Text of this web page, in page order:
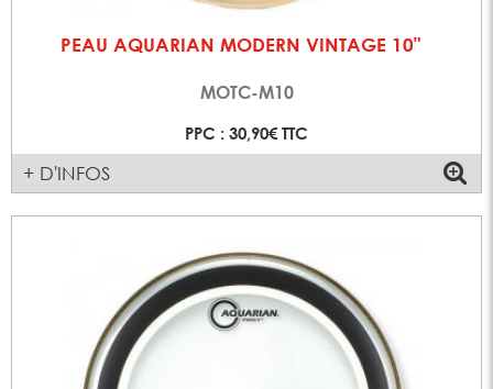
PEAU AQUARIAN MODERN VINTAGE 10"
MOTC-M10
PPC : 30,90€ TTC
+ D'INFOS